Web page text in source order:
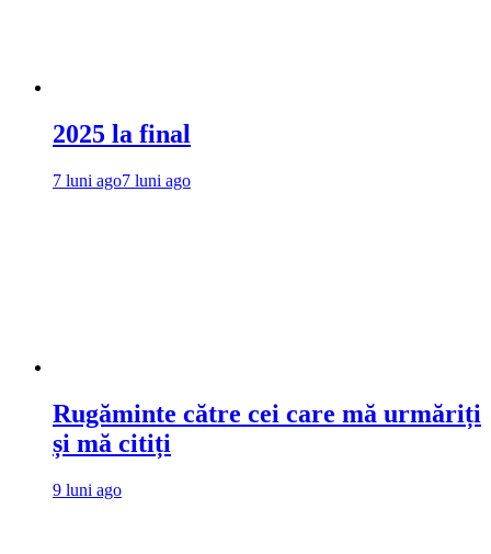
2025 la final
7 luni ago7 luni ago
Rugăminte către cei care mă urmăriți
și mă citiți
9 luni ago